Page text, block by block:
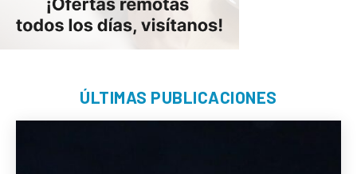
ÚLTIMAS PUBLICACIONES